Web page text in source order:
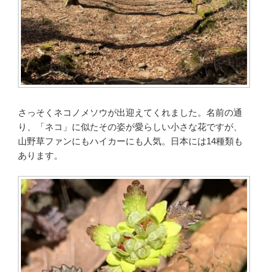
さっそくネコノメソウが出迎えてくれました。名前の通
り、「ネコ」に似たその姿が愛らしい小さな花ですが、
山野草ファンにもハイカーにも人気。日本には14種類も
あります。